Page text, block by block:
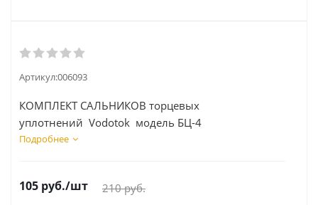
Артикул:006093
КОМПЛЕКТ САЛЬНИКОВ торцевых
уплотнений Vodotok модель БЦ-4
Подробнее
105 руб./шт 210руб.